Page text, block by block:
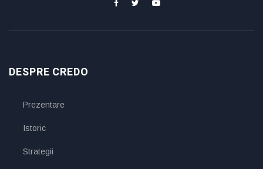
DESPRE CREDO
Prezentare
Istoric
Strategii